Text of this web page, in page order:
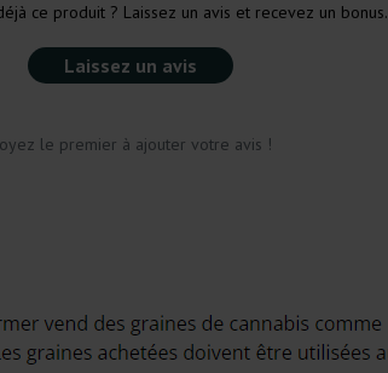
ce produit ? Laissez un avis et recevez un bonus.
Laissez un avis
le premier à ajouter votre avis !